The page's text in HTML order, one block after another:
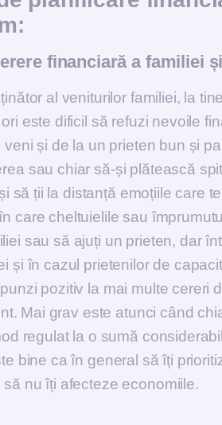
financiară a familiei
al veniturilor familiei, la
este dificil să refuzi nevoile
și de la un prieten bun și
sau chiar să-și plătească
să ții la distanță emoțiile care
care cheltuielile sau
sau să ajuți un prieten, dar
și în cazul prietenilor de
pozitiv la mai multe cereri
Mai grav este atunci când
regulat la o sumă
bine ca în general să îți
nu îți afecteze economiile.